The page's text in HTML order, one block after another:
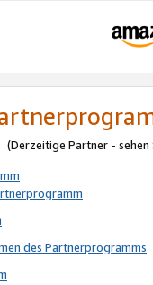
Partner - sehen
des Partnerprogramms